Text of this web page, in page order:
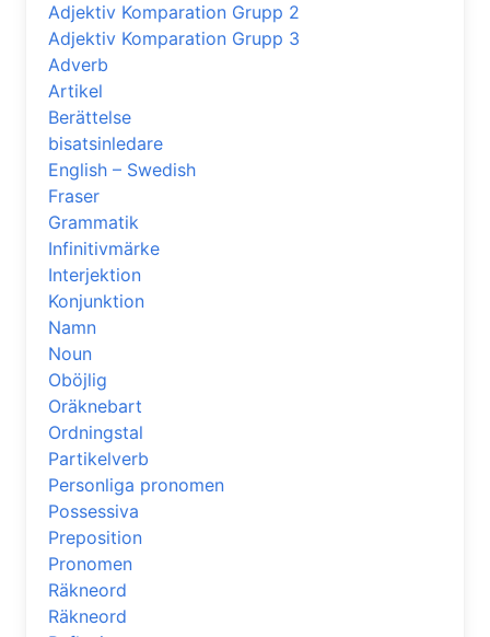
Adjektiv Komparation Grupp 2
Adjektiv Komparation Grupp 3
Adverb
Artikel
Berättelse
bisatsinledare
English – Swedish
Fraser
Grammatik
Infinitivmärke
Interjektion
Konjunktion
Namn
Noun
Oböjlig
Oräknebart
Ordningstal
Partikelverb
Personliga pronomen
Possessiva
Preposition
Pronomen
Räkneord
Räkneord